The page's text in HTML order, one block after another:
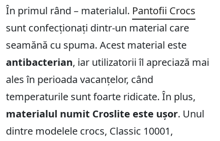
În primul rând – materialul. Pantofii Crocs
sunt confecționați dintr-un material care
seamănă cu spuma. Acest material este
antibacterian, iar utilizatorii îl apreciază mai
ales în perioada vacanțelor, când
temperaturile sunt foarte ridicate. În plus,
materialul numit Croslite este ușor. Unul
dintre modelele crocs, Classic 10001,